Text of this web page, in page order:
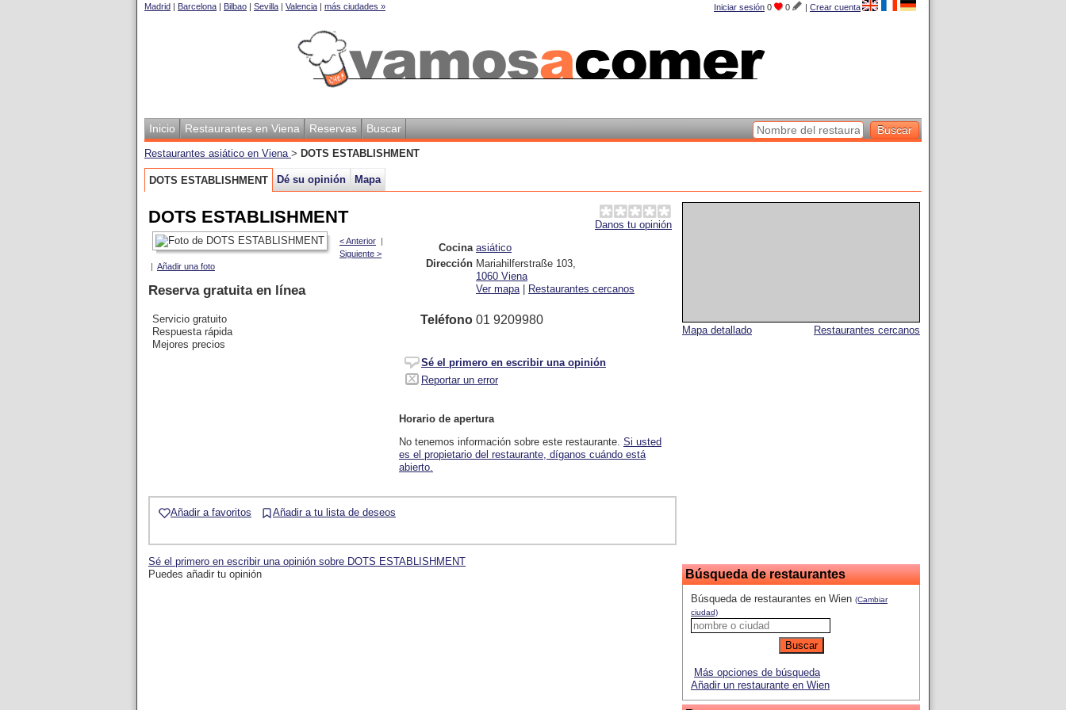
Iniciar sesión 0 0 | Crear cuenta
Madrid | Barcelona | Bilbao | Sevilla | Valencia | más ciudades »
Inicio Restaurantes en Viena Reservas Buscar
Restaurantes asiático en Viena > DOTS ESTABLISHMENT
DOTS ESTABLISHMENT Dé su opinión Mapa
Restaurantes cercanos
Mapa detallado
Búsqueda de restaurantes
Búsqueda de restaurantes en Wien (Cambiar
ciudad)
Más opciones de búsqueda
Añadir un restaurante en Wien
Danos tu opinión
DOTS ESTABLISHMENT
Cocina asiático
Dirección Mariahilferstraße 103,
1060 Viena
Ver mapa| Restaurantes cercanos
Teléfono 01 9209980
Sé el primero en escribir una opinión
Reportar un error
Horario de apertura
No tenemos información sobre este restaurante. Si usted
es el propietario del restaurante, díganos cuándo está
abierto.
< Anterior |
Siguiente >
| Añadir una foto
Reserva gratuita en línea
Servicio gratuito
Respuesta rápida
Mejores precios
Añadir a favoritos Añadir a tu lista de deseos
Sé el primero en escribir una opinión sobre DOTS ESTABLISHMENT
Puedes añadir tu opinión